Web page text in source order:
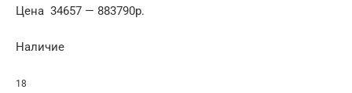
Цена 34657 — 883790р.
Наличие
18